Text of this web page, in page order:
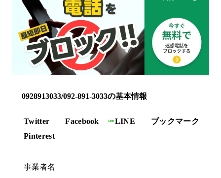
0928913033/092-891-3033の基本情報
Twitter Facebook LINE
ブックマーク
Pinterest
事業者名